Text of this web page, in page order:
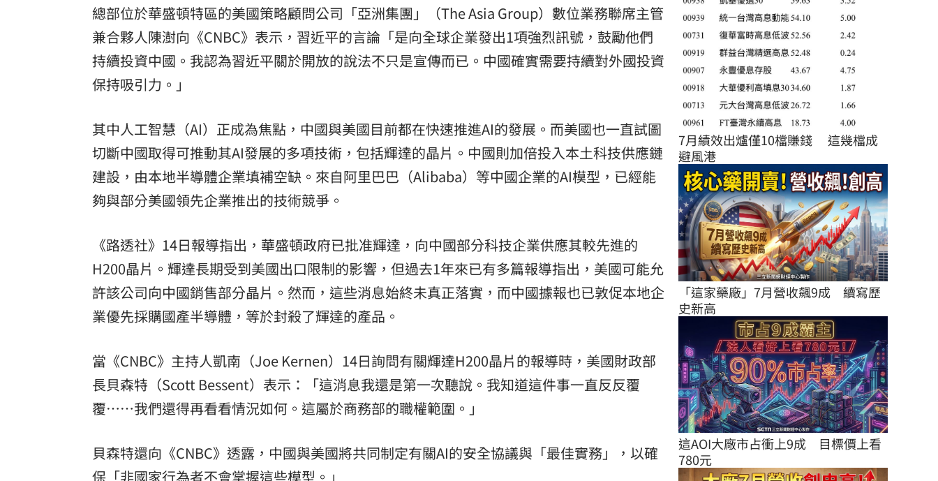
總部位於華盛頓特區的美國策略顧問公司「亞洲集團」（The Asia Group）數位業務聯席主管
兼合夥人陳澍向《CNBC》表示，習近平的言論「是向全球企業發出1項強烈訊號，鼓勵他們
持續投資中國。我認為習近平關於開放的說法不只是宣傳而已。中國確實需要持續對外國投資
保持吸引力。」
其中人工智慧（AI）正成為焦點，中國與美國目前都在快速推進AI的發展。而美國也一直試圖
切斷中國取得可推動其AI發展的多項技術，包括輝達的晶片。中國則加倍投入本土科技供應鏈
建設，由本地半導體企業填補空缺。來自阿里巴巴（Alibaba）等中國企業的AI模型，已經能
夠與部分美國領先企業推出的技術競爭。
《路透社》14日報導指出，華盛頓政府已批准輝達，向中國部分科技企業供應其較先進的
H200晶片。輝達長期受到美國出口限制的影響，但過去1年來已有多篇報導指出，美國可能允
許該公司向中國銷售部分晶片。然而，這些消息始終未真正落實，而中國據報也已敦促本地企
業優先採購國產半導體，等於封殺了輝達的產品。
當《CNBC》主持人凱南（Joe Kernen）14日詢問有關輝達H200晶片的報導時，美國財政部
長貝森特（Scott Bessent）表示：「這消息我還是第一次聽說。我知道這件事一直反反覆
覆……我們還得再看看情況如何。這屬於商務部的職權範圍。」
貝森特還向《CNBC》透露，中國與美國將共同制定有關AI的安全協議與「最佳實務」，以確
保「非國家行為者不會掌握這些模型。」
7月績效出爐僅10檔賺錢 　這幾檔成
避風港
「這家藥廠」7月營收飆9成　續寫歷
史新高
這AOI大廠市占衝上9成　目標價上看
780元